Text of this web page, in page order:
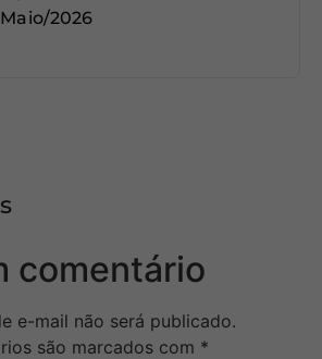
2026
comentário
e-mail não será publicado.
são marcados com *